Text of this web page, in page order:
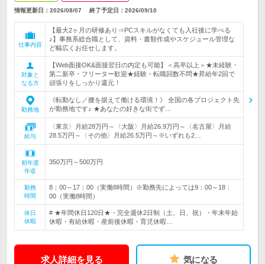
情報更新日：2026/08/07 終了予定日： 2026/09/10
仕事内容
【最大2ヶ月の研修あり⇒PCスキルがなくても入社後に学べる
♪】事務系総合職として、資料・書類作成やスケジュール管理な
ど幅広くお任せします。
対象と
なる方
【Web面接OK&面接翌日の内定も可能】＜高卒以上＞★未経験・
第二新卒・フリーター歓迎★経験・転職回数不問★昇給年2回で
頑張りをしっかり還元！
勤務地
《転勤なし／腰を据えて働ける環境！》 全国の各プロジェクト先
が勤務地です♪ ★あなたの好きな街でず…
給与
〈東京〉月給28万円～〈大阪〉月給26.9万円～〈名古屋〉月給
28.5万円～〈その他〉月給26.5万円～※いずれも2…
初年度
年収
350万円～500万円
勤務
時間
8：00～17：00（実働8時間）※勤務先によっては9：00～18：
00（実働8時間）
休日
休暇
# ★年間休日120日★・完全週休2日制（土、日、祝）・年末年始
休暇・有給休暇・産前後休暇・育児休暇…
求人詳細を見る 気になる